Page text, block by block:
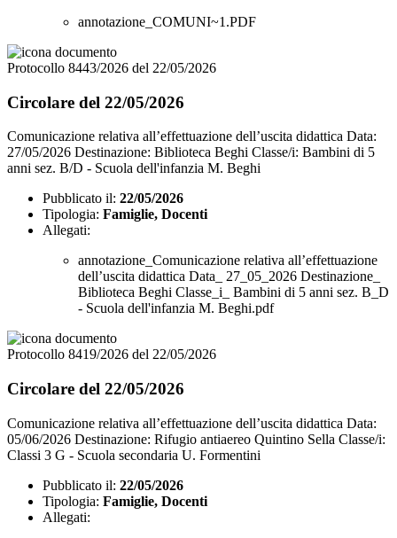
annotazione_COMUNI~1.PDF
Protocollo 8443/2026 del 22/05/2026
Circolare del 22/05/2026
Comunicazione relativa all’effettuazione dell’uscita didattica Data:
27/05/2026 Destinazione: Biblioteca Beghi Classe/i: Bambini di 5
anni sez. B/D - Scuola dell'infanzia M. Beghi
Pubblicato il: 22/05/2026
Tipologia: Famiglie, Docenti
Allegati:
annotazione_Comunicazione relativa all’effettuazione
dell’uscita didattica Data_ 27_05_2026 Destinazione_
Biblioteca Beghi Classe_i_ Bambini di 5 anni sez. B_D
- Scuola dell'infanzia M. Beghi.pdf
Protocollo 8419/2026 del 22/05/2026
Circolare del 22/05/2026
Comunicazione relativa all’effettuazione dell’uscita didattica Data:
05/06/2026 Destinazione: Rifugio antiaereo Quintino Sella Classe/i:
Classi 3 G - Scuola secondaria U. Formentini
Pubblicato il: 22/05/2026
Tipologia: Famiglie, Docenti
Allegati: